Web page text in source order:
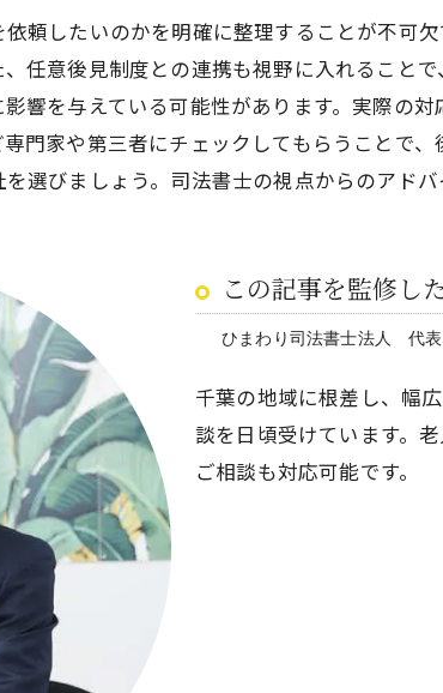
頼したいのかを明確に整理することが不可
任意後見制度との連携も視野に入れること
響を与えている可能性があります。実際の
門家や第三者にチェックしてもらうことで
選びましょう。司法書士の視点からのアド
この記事を監修し
ひまわり司法書士法人 代
千葉の地域に根差し、幅
談を日頃受けています。
ご相談も対応可能です。